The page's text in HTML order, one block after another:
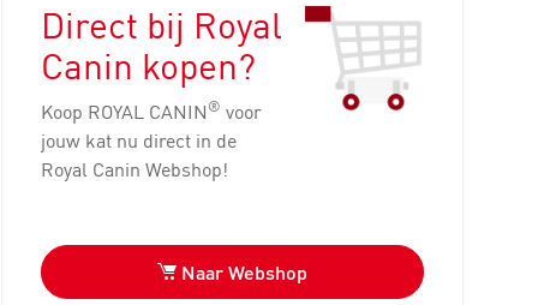
Direct bij Royal
Canin kopen?
Koop ROYAL CANIN® voor
jouw kat nu direct in de
Royal Canin Webshop!
Naar Webshop